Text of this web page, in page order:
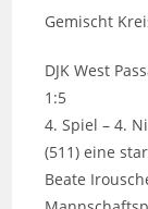
Gemischt
DJK West
1:5
4. Spiel – 4.
(511) eine
Beate